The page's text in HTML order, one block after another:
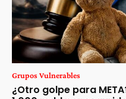
Grupos Vulnerables
¿Otro golpe para